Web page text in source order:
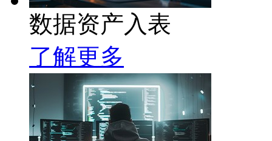
数据资产入表
了解更多